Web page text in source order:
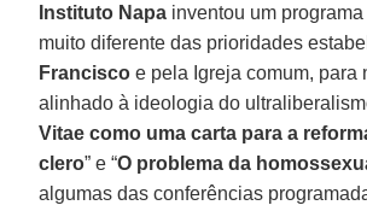
Instituto Napa inventou um programa
muito diferente das prioridades
Francisco e pela Igreja comum, para
alinhado à ideologia do
Vitae como uma carta para a
clero” e “O problema da
algumas das conferências